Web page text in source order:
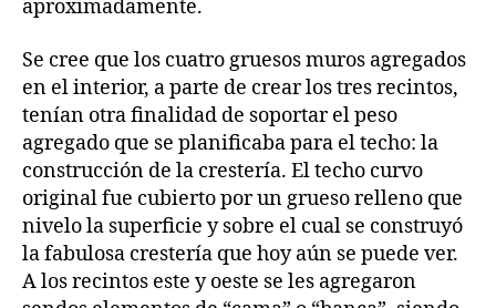
aproximadamente.
Se cree que los cuatro gruesos muros agregados
en el interior, a parte de crear los tres recintos,
tenían otra finalidad de soportar el peso
agregado que se planificaba para el techo: la
construcción de la crestería. El techo curvo
original fue cubierto por un grueso relleno que
nivelo la superficie y sobre el cual se construyó
la fabulosa crestería que hoy aún se puede ver.
A los recintos este y oeste se les agregaron